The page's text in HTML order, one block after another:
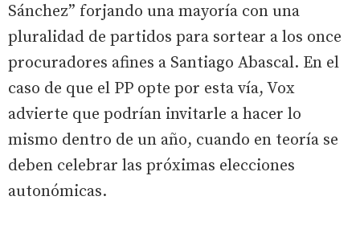
Sánchez” forjando una mayoría con una
pluralidad de partidos para sortear a los once
procuradores afines a Santiago Abascal. En el
caso de que el PP opte por esta vía, Vox
advierte que podrían invitarle a hacer lo
mismo dentro de un año, cuando en teoría se
deben celebrar las próximas elecciones
autonómicas.